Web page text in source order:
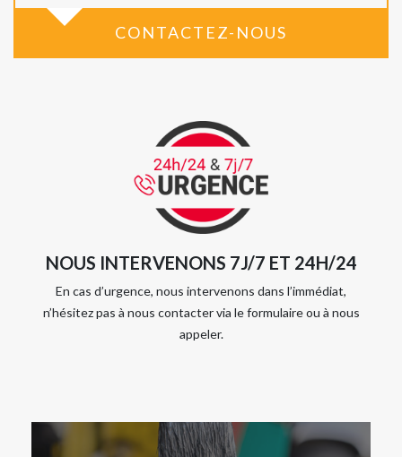
CONTACTEZ-NOUS
NOUS INTERVENONS 7J/7 ET 24H/24
En cas d’urgence, nous intervenons dans l’immédiat,
n’hésitez pas à nous contacter via le formulaire ou à nous
appeler.